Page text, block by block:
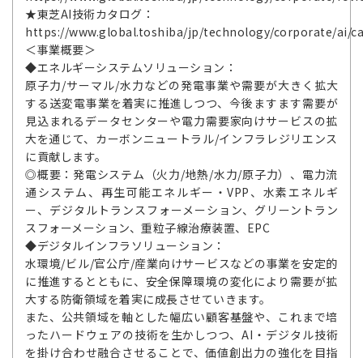
★東芝AI技術カタログ：
https://www.global.toshiba/jp/technology/corporate/ai/
＜事業概要＞
◆エネルギーシステムソリューション：
原子力/サーマル/水力などの発電事業や需要が大きく拡大
する送変電事業を着実に推進しつつ、今後ますます需要が
見込まれるデータセンターや電力需要家向けサービスの拡
大を通じて、カーボンニュートラル/インフラレジリエンス
に貢献します。
◎概要：発電システム（火力/地熱/水力/原子力）、電力流
通システム、再生可能エネルギー・VPP、水素エネルギ
ー、デジタルトランスフォーメーション、グリーントラン
スフォーメーション、重粒子線治療装置、EPC
◆デジタルインフラソリューション：
水環境/ビル/官公庁/産業向けサービスなどの事業を安定的
に推進するとともに、安全保障環境の変化により需要が拡
大する防衛領域を着実に成長させていきます。
また、公共領域を軸とした幅広い顧客基盤や、これまで培
ったハードウェアの技術を生かしつつ、AI・デジタル技術
を掛け合わせ融合させることで、価値創出力の強化を目指